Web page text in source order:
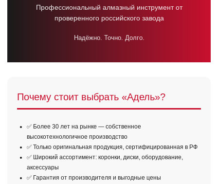
Профессиональный алмазный инструмент от
проверенного российского завода
Надёжно. Точно. Долго.
Почему стоит выбрать «Адель»?
✅ Более 30 лет на рынке — собственное
высокотехнологичное производство
✅ Только оригинальная продукция, сертифицированная в РФ
✅ Широкий ассортимент: коронки, диски, оборудование,
аксессуары
✅ Гарантия от производителя и выгодные цены